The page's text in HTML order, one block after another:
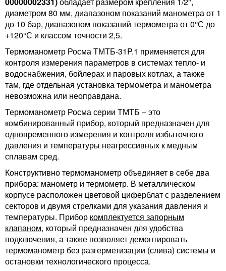
диаметром 80 мм, диапазоном показаний манометра от 1
до 10 бар, диапазоном показаний термометра от 0°С до
+120°С и классом точности 2,5.
Термоманометр Росма ТМТБ-31P.1 применяется для
контроля измерения параметров в системах тепло- и
водоснабжения, бойлерах и паровых котлах, а также
там, где отдельная установка термометра и манометра
невозможна или неоправдана.
Термоманометр Росма серии ТМТБ – это
комбинированный прибор, который предназначен для
одновременного измерения и контроля избыточного
давления и температуры неагрессивных к медным
сплавам сред.
Конструктивно термоманометр объединяет в себе два
прибора: манометр и термометр. В металлическом
корпусе расположен цветовой циферблат с разделением
секторов и двумя стрелками для указания давления и
температуры. Прибор комплектуется запорным
клапаном, который предназначен для удобства
подключения, а также позволяет демонтировать
термоманометр без разгерметизации (слива) системы и
остановки технологического процесса.